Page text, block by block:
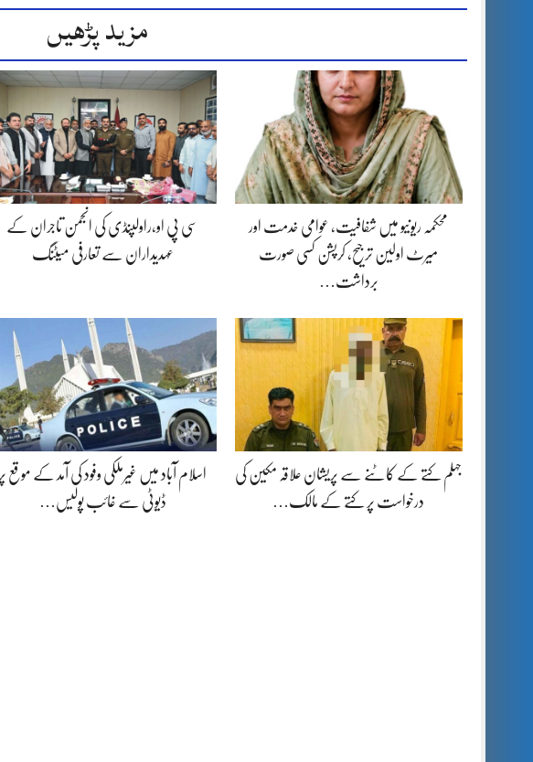
مزید پڑھیں
محکمہ ریونیو میں شفافیت، عوامی خدمت اور
میرٹ اولین ترجیح، کرپشن کسی صورت
برداشت…
سی پی او،راولپنڈی کی انجمن تاجران کے
عہدیداران سے تعارفی میٹنگ
جہلم کتے کے کاٹنے سے پریشان علاقہ مکین کی
درخواست پر کتے کے مالک…
اسلام آباد میں غیرملکی وفود کی آمد کے موقع پر
ڈیوٹی سے غائب پولیس…